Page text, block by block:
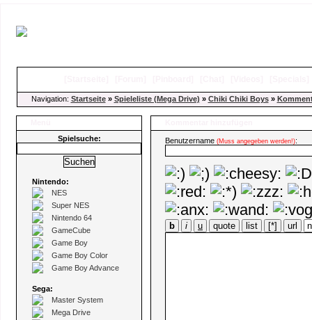
Navigation: Startseite» Spieleliste (Mega Drive) » Chiki Chiki Boys»
Spielsuche:
Nintendo:
NES
Super NES
Nintendo 64
GameCube
Game Boy
Game Boy Color
Game Boy Advance
Sega:
Master System
Mega Drive
Benutzername (Muss angegeben werden!):
b i u quote list [*] url